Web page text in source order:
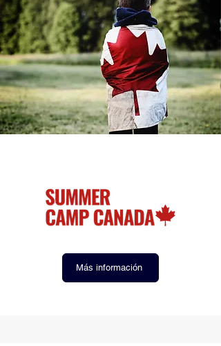
Más información